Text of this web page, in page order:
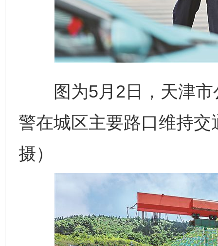
图为5月2日，天津市
警在城区主要路口维持
摄）